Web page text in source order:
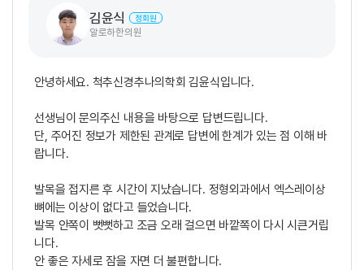
김윤식 정회원
알로하한의원
안녕하세요. 척추신경추나의학회 김윤식입니다.
선생님이 문의주신 내용을 바탕으로 답변드립니다.
단, 주어진 정보가 제한된 관계로 답변에 한계가 있는 점 이해 바
랍니다.
발목을 접지른 후 시간이 지났습니다. 정형외과에서 엑스레이상
뼈에는 이상이 없다고 들었습니다.
발목 안쪽이 뻣뻣하고 조금 오래 걸으면 바깥쪽이 다시 시큰거립
니다.
안 좋은 자세로 잠을 자면 더 불편합니다.